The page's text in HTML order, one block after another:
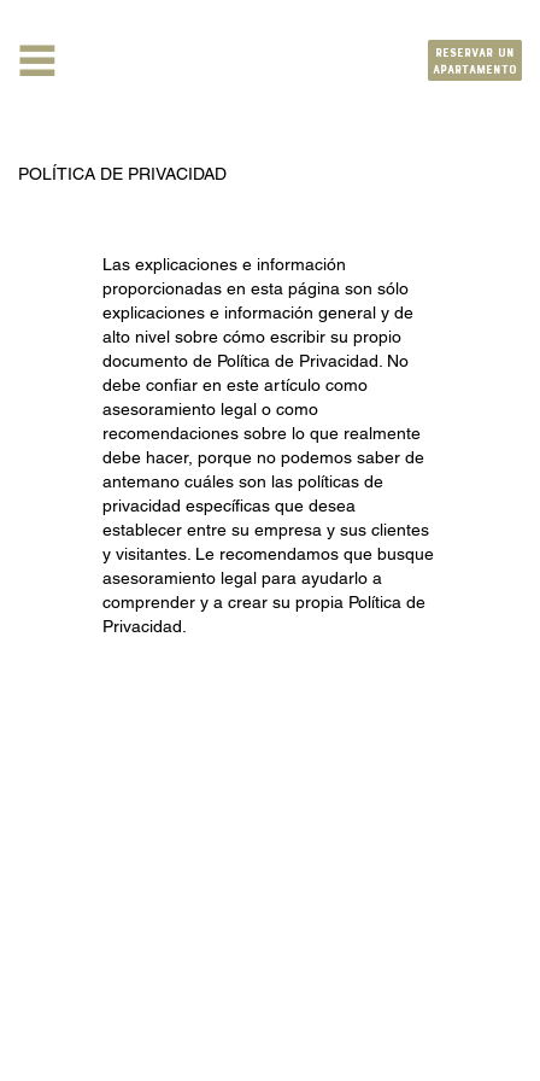
RESERVAR UN
APARTAMENTO
POLÍTICA DE PRIVACIDAD
Las explicaciones e información
proporcionadas en esta página son sólo
explicaciones e información general y de
alto nivel sobre cómo escribir su propio
documento de Política de Privacidad. No
debe confiar en este artículo como
asesoramiento legal o como
recomendaciones sobre lo que realmente
debe hacer, porque no podemos saber de
antemano cuáles son las políticas de
privacidad específicas que desea
establecer entre su empresa y sus clientes
y visitantes. Le recomendamos que busque
asesoramiento legal para ayudarlo a
comprender y a crear su propia Política de
Privacidad.